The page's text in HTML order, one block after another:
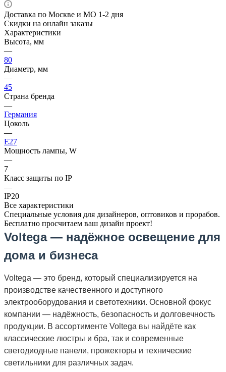
Доставка по Москве и МО 1-2 дня
Скидки на онлайн заказы
Характеристики
Высота, мм
—
80
Диаметр, мм
—
45
Страна бренда
—
Германия
Цоколь
—
E27
Мощность лампы, W
—
7
Класс защиты по IP
—
IP20
Все характеристики
Специальные условия для дизайнеров, оптовиков и прорабов.
Бесплатно просчитаем ваш дизайн проект!
Voltega — надёжное освещение для
дома и бизнеса
Voltega — это бренд, который специализируется на
производстве качественного и доступного
электрооборудования и светотехники. Основной фокус
компании — надёжность, безопасность и долговечность
продукции. В ассортименте Voltega вы найдёте как
классические люстры и бра, так и современные
светодиодные панели, прожекторы и технические
светильники для различных задач.